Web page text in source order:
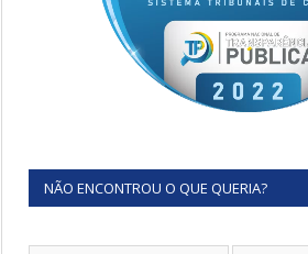
NÃO ENCONTROU O QUE QUERIA?